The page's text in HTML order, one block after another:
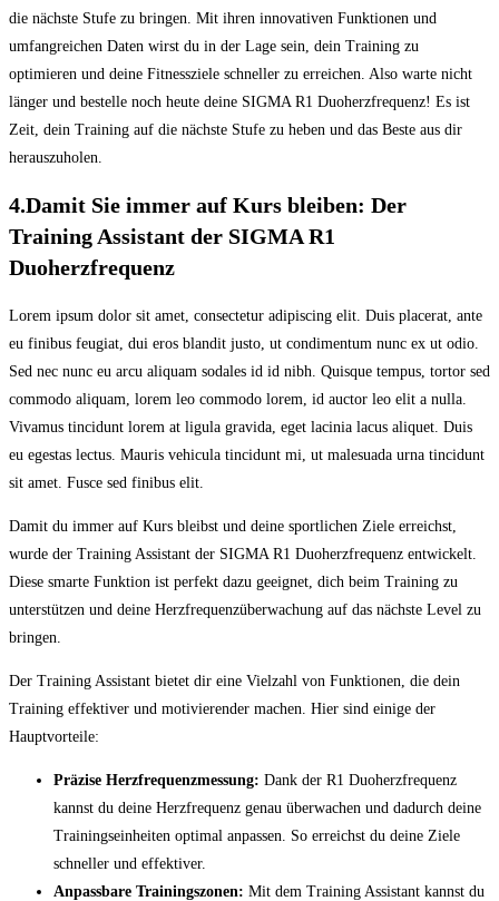
die nächste Stufe zu bringen. Mit ihren innovativen Funktionen und
umfangreichen Daten wirst du in der Lage sein, dein Training zu
optimieren und deine Fitnessziele schneller zu erreichen. Also warte nicht
länger und bestelle noch heute deine SIGMA R1 Duoherzfrequenz! Es ist
Zeit, dein Training auf die nächste Stufe zu heben und das Beste aus dir
herauszuholen.
4.Damit Sie immer auf Kurs bleiben: Der
Training Assistant der SIGMA R1
Duoherzfrequenz
Lorem ipsum dolor sit amet, consectetur adipiscing elit. Duis placerat, ante
eu finibus feugiat, dui eros blandit justo, ut condimentum nunc ex ut odio.
Sed nec nunc eu arcu aliquam sodales id id nibh. Quisque tempus, tortor sed
commodo aliquam, lorem leo commodo lorem, id auctor leo elit a nulla.
Vivamus tincidunt lorem at ligula gravida, eget lacinia lacus aliquet. Duis
eu egestas lectus. Mauris vehicula tincidunt mi, ut malesuada urna tincidunt
sit amet. Fusce sed finibus elit.
Damit du immer auf Kurs bleibst und deine sportlichen Ziele erreichst,
wurde der Training Assistant der SIGMA R1 Duoherzfrequenz entwickelt.
Diese smarte Funktion ist perfekt dazu geeignet, dich beim Training zu
unterstützen und deine Herzfrequenzüberwachung auf das nächste Level zu
bringen.
Der Training Assistant bietet dir eine Vielzahl von Funktionen, die dein
Training effektiver und motivierender machen. Hier sind einige der
Hauptvorteile:
Präzise Herzfrequenzmessung: Dank der R1 Duoherzfrequenz
kannst du deine Herzfrequenz genau überwachen und dadurch deine
Trainingseinheiten optimal anpassen. So erreichst du deine Ziele
schneller und effektiver.
Anpassbare Trainingszonen: Mit dem Training Assistant kannst du